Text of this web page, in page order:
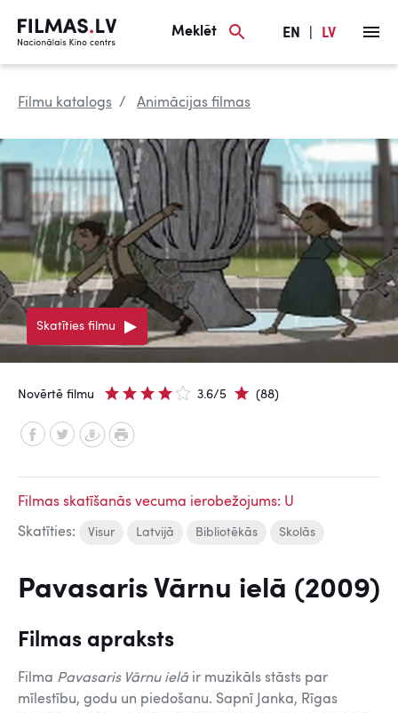
Meklēt EN LV
Filmu katalogs Animācijas filmas
Skatīties filmu
Novērtē filmu 3.6/5 (88)
Filmas skatīšanās vecuma ierobežojums: U
Skatīties: Visur Latvijā Bibliotēkās Skolās
Pavasaris Vārnu ielā (2009)
Filmas apraksts
Filma Pavasaris Vārnu ielā ir muzikāls stāsts par
mīlestību, godu un piedošanu. Sapnī Janka, Rīgas